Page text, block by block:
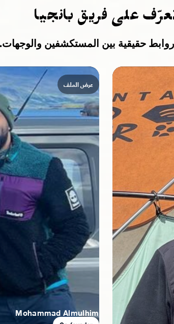
على فريق بانجيا
حقيقية بين المستكشفين
Mohammad Almulhim
عرض الملف